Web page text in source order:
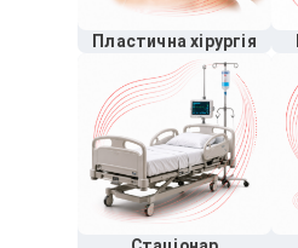
Пластична хірургія